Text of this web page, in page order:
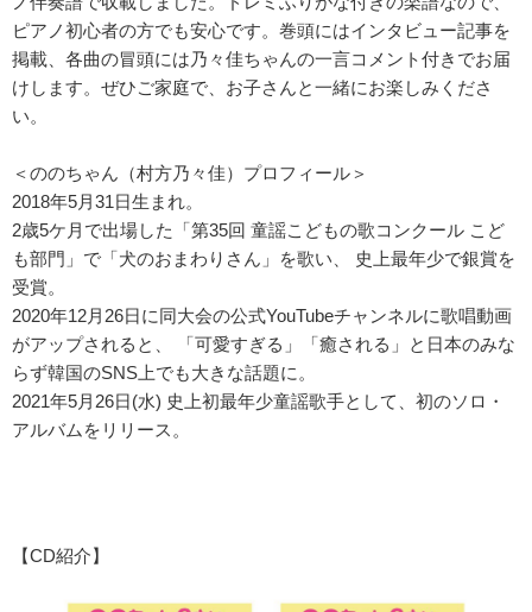
ピアノ初心者の方でも安心です。巻頭にはインタビュー記事を
掲載、各曲の冒頭には乃々佳ちゃんの一言コメント付きでお届
けします。ぜひご家庭で、お子さんと一緒にお楽しみくださ
い。
＜ののちゃん（村方乃々佳）プロフィール＞
2018年5月31日生まれ。
2歳5ケ月で出場した「第35回 童謡こどもの歌コンクール こど
も部門」で「犬のおまわりさん」を歌い、 史上最年少で銀賞を
受賞。
2020年12月26日に同大会の公式YouTubeチャンネルに歌唱動画
がアップされると、 「可愛すぎる」「癒される」と日本のみな
らず韓国のSNS上でも大きな話題に。
2021年5月26日(水) 史上初最年少童謡歌手として、初のソロ・
アルバムをリリース。
【CD紹介】